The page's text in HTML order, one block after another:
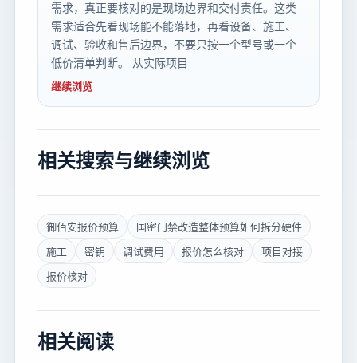
需求，真正要核对的是现场边界和交付责任。这类
需求适合先看现场能不能落地，再看设备、施工、
调试、验收和售后边界，不要只按一个型号或一个
低价清单判断。 从实际项目
继续浏览
相关搜索与继续浏览
御佰安报价预算
国密门禁改造整体预算如何拆分硬件
施工
密钥 调试费用 报价怎么核对
项目对接
报价核对
相关阅读